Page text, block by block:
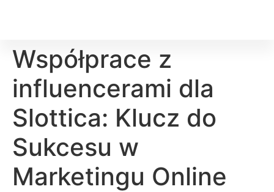
Współprace z
influencerami dla
Slottica: Klucz do
Sukcesu w
Marketingu Online